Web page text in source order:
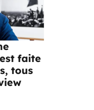
faite
tous